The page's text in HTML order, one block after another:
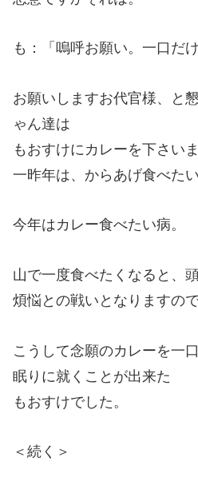
も：「嗚呼お願い。一口だ
お願いしますお代官様、と
ゃん達は
もおすけにカレーを下さいま
一昨年は、からあげ食べたい
今年はカレー食べたい病。
山で一度食べたくなると、
煩悩との戦いとなりますの
こうして念願のカレーを一
眠りに就くことが出来た
もおすけでした。
＜続く＞